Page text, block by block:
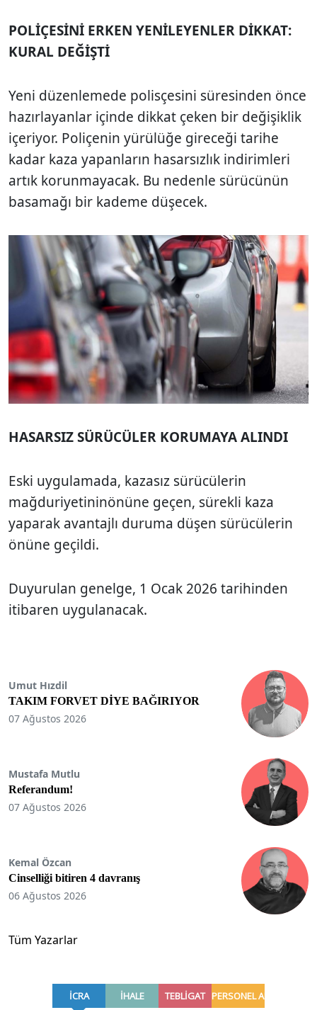
POLİÇESİNİ ERKEN YENİLEYENLER DİKKAT:
KURAL DEĞİŞTİ
Yeni düzenlemede polisçesini süresinden önce
hazırlayanlar içinde dikkat çeken bir değişiklik
içeriyor. Poliçenin yürülüğe gireceği tarihe
kadar kaza yapanların hasarsızlık indirimleri
artık korunmayacak. Bu nedenle sürücünün
basamağı bir kademe düşecek.
HASARSIZ SÜRÜCÜLER KORUMAYA ALINDI
Eski uygulamada, kazasız sürücülerin
mağduriyetininönüne geçen, sürekli kaza
yaparak avantajlı duruma düşen sürücülerin
önüne geçildi.
Duyurulan genelge, 1 Ocak 2026 tarihinden
itibaren uygulanacak.
Umut Hızdil
TAKIM FORVET DİYE BAĞIRIYOR
07 Ağustos 2026
Mustafa Mutlu
Referandum!
07 Ağustos 2026
Kemal Özcan
Cinselliği bitiren 4 davranış
06 Ağustos 2026
Tüm Yazarlar